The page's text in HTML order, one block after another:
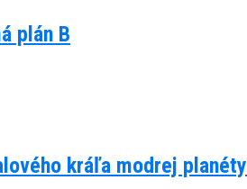
plán B
kráľa modrej planéty